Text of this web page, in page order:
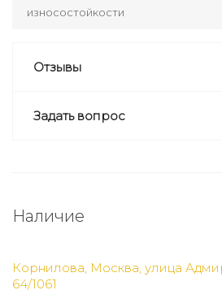
износостойкости
Отзывы
Задать вопрос
Наличие
Корнилова, Москва, улица
64/1061